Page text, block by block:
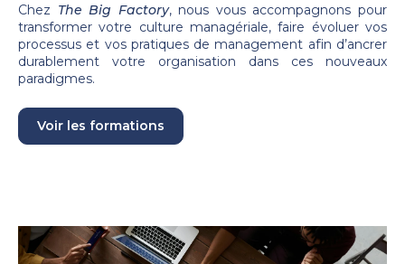
Chez The Big Factory, nous vous accompagnons pour
transformer votre culture managériale, faire évoluer vos
processus et vos pratiques de management afin d’ancrer
durablement votre organisation dans ces nouveaux
paradigmes.
Voir les formations